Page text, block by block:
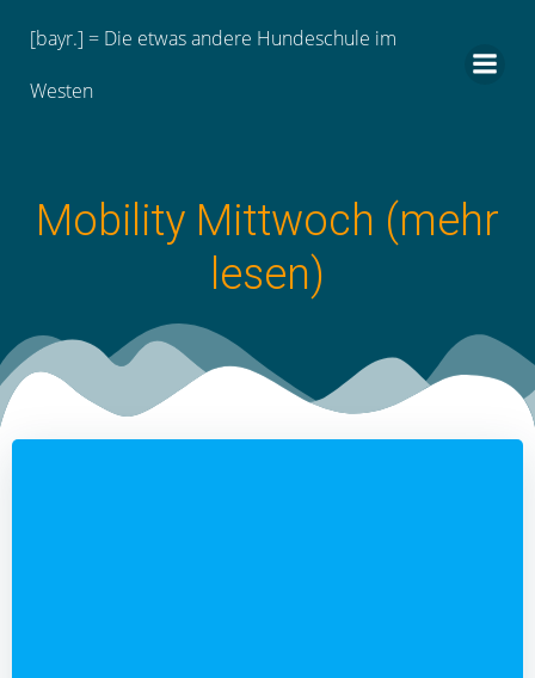
Inhalt
[bayr.] = Die etwas andere Hundeschule im
Westen
Mobility Mittwoch (mehr
lesen)